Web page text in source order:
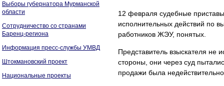
Выборы губернатора Мурманской
области
Сотрудничество со странами
Баренц-региона
Информация пресс-службы УМВД
Штокмановский проект
Национальные проекты
12 февраля судебные
исполнительных действий по
работников ЖЭУ, понятых.
Представитель взыскателя не
стороны, они через суд
продажи была